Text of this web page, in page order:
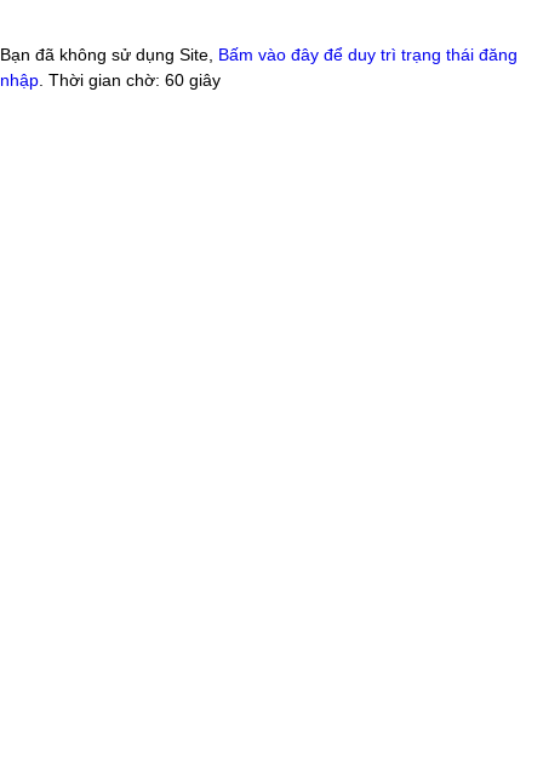
Bạn đã không sử dụng Site, Bấm vào đây để duy trì trạng thái đăng
nhập . Thời gian chờ: 60 giây